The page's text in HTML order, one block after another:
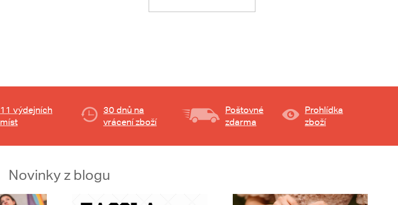
11 výdejních
míst
30 dnů na
vrácení zboží
Poštovné
zdarma
Prohlídka
zboží
Novinky z blogu